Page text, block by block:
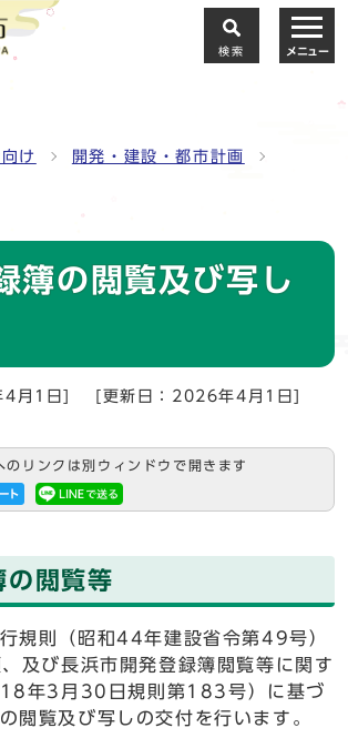
検索 メニュー
け 開発・建設・都市計画
簿の閲覧及び写し
4月1日]
[更新日：2026年4月1日]
のリンクは別ウィンドウで開きます
の閲覧等
規則（昭和44年建設省令第49号）
及び長浜市開発登録簿閲覧等に関す
18年3月30日規則第183号）に基づ
閲覧及び写しの交付を行います。